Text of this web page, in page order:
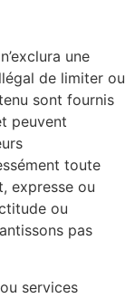
une
de limiter ou
sont fournis
peuvent
toute
expresse ou
ou
pas
services